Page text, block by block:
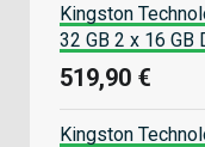
Kingston
32 GB 2 x 16 GB
519,90 €
Kingston